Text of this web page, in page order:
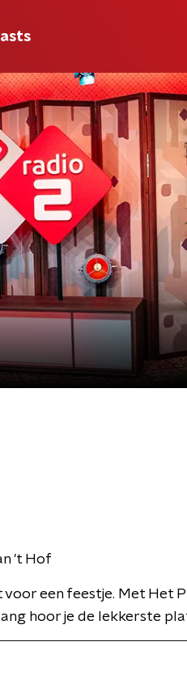
't Hof
een feestje. Met Het
hoor je de lekkerste